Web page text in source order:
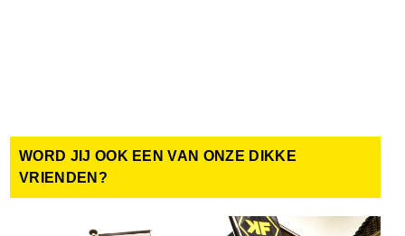
WORD JIJ OOK EEN VAN ONZE DIKKE
VRIENDEN?